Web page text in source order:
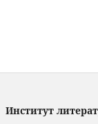
Институт